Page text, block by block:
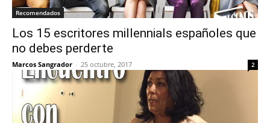
Recomendados
Los 15 escritores millennials españoles que
no debes perderte
Marcos Sangrador - 25 octubre, 2017 2